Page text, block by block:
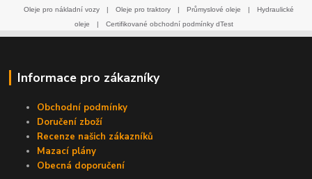
Oleje pro nákladní vozy
Oleje pro traktory Průmyslové oleje
Hydraulické
oleje
Certifikované obchodní podmínky dTest
Informace pro zákazníky
Obchodní podmínky
Doručení zboží
Recenze našich zákazníků
Mazací plány
Obecná doporučení